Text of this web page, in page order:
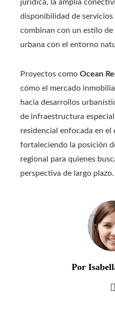
jurídica, la amplia
disponibilidad de
combinan con un estilo
urbana con el entorno
Proyectos como Ocean
cómo el mercado
hacia desarrollos
de infraestructura
residencial enfocada en
fortaleciendo la posición
regional para quienes
perspectiva de largo plazo.
Por